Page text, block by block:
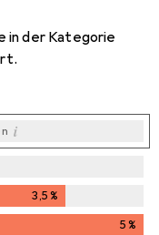
in der Kategorie
i
3,5%
5%